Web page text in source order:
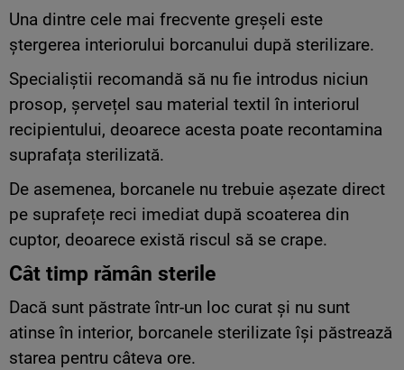
Una dintre cele mai frecvente greșeli este
ștergerea interiorului borcanului după sterilizare.
Specialiștii recomandă să nu fie introdus niciun
prosop, șervețel sau material textil în interiorul
recipientului, deoarece acesta poate recontamina
suprafața sterilizată.
De asemenea, borcanele nu trebuie așezate direct
pe suprafețe reci imediat după scoaterea din
cuptor, deoarece există riscul să se crape.
Cât timp rămân sterile
Dacă sunt păstrate într-un loc curat și nu sunt
atinse în interior, borcanele sterilizate își păstrează
starea pentru câteva ore.